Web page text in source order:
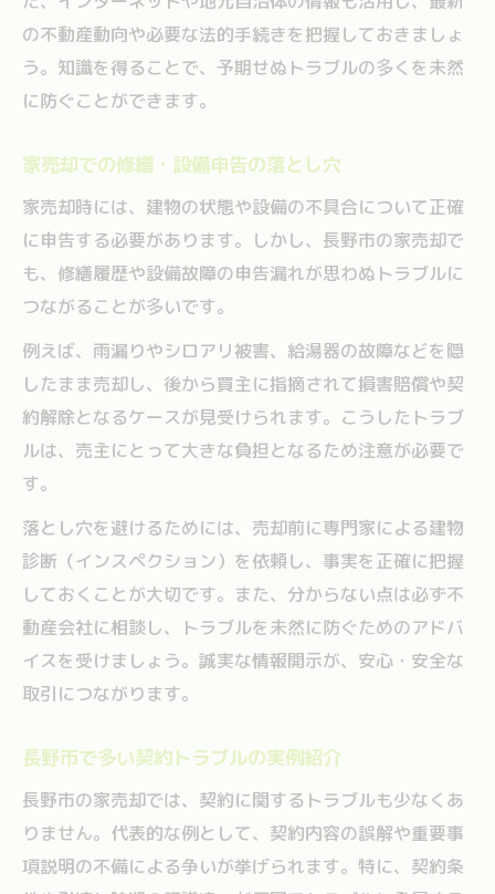
の不動産動向や必要な法的手続きを把握しておきましょ
う。知識を得ることで、予期せぬトラブルの多くを未然
に防ぐことができます。
家売却での修繕・設備申告の落とし穴
家売却時には、建物の状態や設備の不具合について正確
に申告する必要があります。しかし、長野市の家売却で
も、修繕履歴や設備故障の申告漏れが思わぬトラブルに
つながることが多いです。
例えば、雨漏りやシロアリ被害、給湯器の故障などを隠
したまま売却し、後から買主に指摘されて損害賠償や契
約解除となるケースが見受けられます。こうしたトラブ
ルは、売主にとって大きな負担となるため注意が必要で
す。
落とし穴を避けるためには、売却前に専門家による建物
診断（インスペクション）を依頼し、事実を正確に把握
しておくことが大切です。また、分からない点は必ず不
動産会社に相談し、トラブルを未然に防ぐためのアドバ
イスを受けましょう。誠実な情報開示が、安心・安全な
取引につながります。
長野市で多い契約トラブルの実例紹介
長野市の家売却では、契約に関するトラブルも少なくあ
りません。代表的な例として、契約内容の誤解や重要事
項説明の不備による争いが挙げられます。特に、契約条